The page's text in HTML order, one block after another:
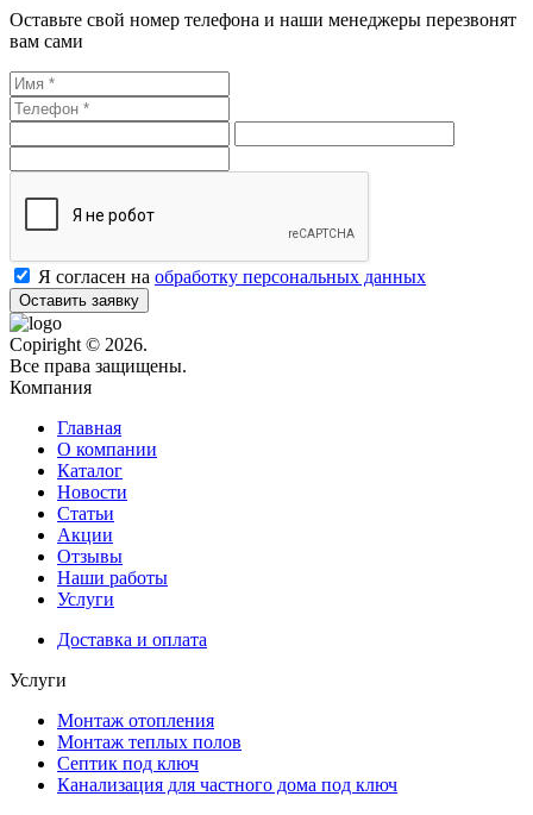
Оставьте свой номер телефона и наши менеджеры перезвонят
вам сами
Я согласен на обработку персональных данных
Оставить заявку
Copiright © 2026.
Все права защищены.
Компания
Главная
О компании
Каталог
Новости
Статьи
Акции
Отзывы
Наши работы
Услуги
Доставка и оплата
Услуги
Монтаж отопления
Монтаж теплых полов
Септик под ключ
Канализация для частного дома под ключ